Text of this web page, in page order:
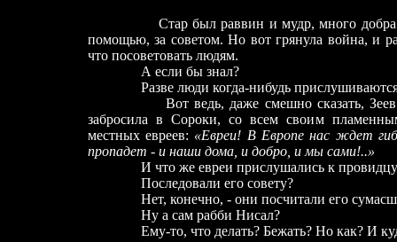
Стар был раввин и мудр, много добра
помощью, за советом. Но вот грянула война, и
что посоветовать людям.
А если бы знал?
Разве люди когда-нибудь прислушиваются
Вот ведь, даже смешно сказать, Зеев
забросила в Сороки, со всем своим
местных евреев: «Евреи! В Европе нас ждет
пропадет -и наши дома, и добро, и мы сами!..»
И что же евреи прислушались к
Последовали его совету?
Нет, конечно, - они посчитали его
Ну а сам рабби Нисал?
Ему-то, что делать? Бежать? Но как? И